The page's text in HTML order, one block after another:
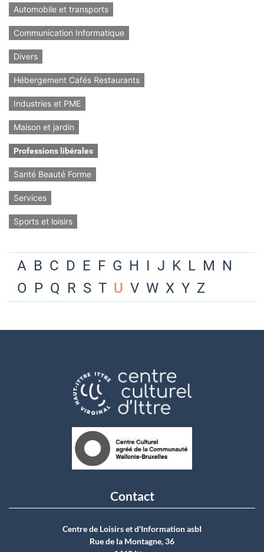
Automobile et transports
Communication Informatique
Divers
Hébergement Cafés Restaurants
Industries et PME
Maison et jardin
Professions libérales
Santé Beauté Forme
Services
Sports et loisirs
A B C D E F G H I J K L M N
O P Q R S T U V W X Y Z
Contact
Centre de Loisirs et d'Information asbI
Rue de la Montagne, 36